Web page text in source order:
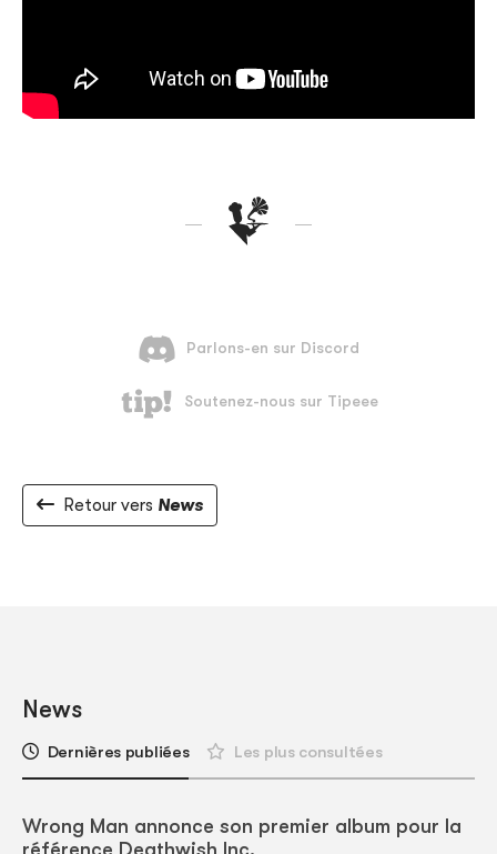
Retour vers News
News
Dernières publiées Les plus consultées
Wrong Man annonce son premier album pour la
référence Deathwish Inc.